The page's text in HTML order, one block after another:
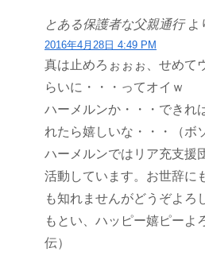
とある保護者な父親通行 よ
2016年4月28日 4:49 PM
真は止めろぉぉぉ、せめて
らいに・・・ってオイｗ
ハーメルンか・・・できれ
れたら嬉しいな・・・（ボ
ハーメルンではリア充支
活動しています。お世辞に
も知れませんがどうぞよろ
もとい、ハッピー嬉ピーよ
伝）